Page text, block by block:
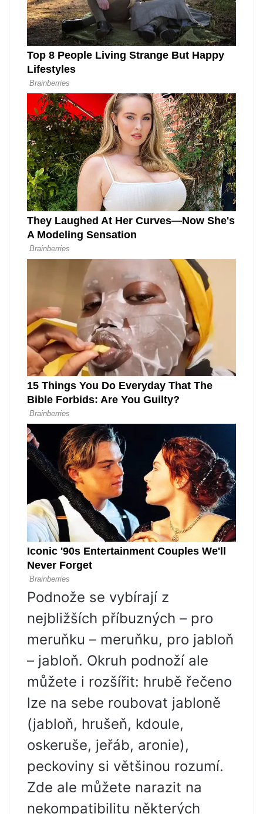
Podnože se vybírají z
nejbližších příbuzných – pro
meruňku – meruňku, pro jabloň
– jabloň. Okruh podnoží ale
můžete i rozšířit: hrubě řečeno
lze na sebe roubovat jabloně
(jabloň, hrušeň, kdoule,
oskeruše, jeřáb, aronie),
peckoviny si většinou rozumí.
Zde ale můžete narazit na
nekompatibilitu některých